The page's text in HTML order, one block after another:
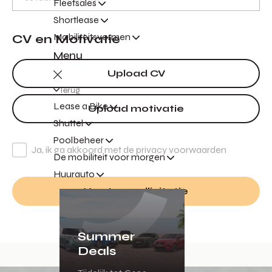
Fleetsales
Shortlease
Mobiliteitsvormen
Menu
Terug
Lease a Bike
Shuttel
Poolbeheer
De mobiliteit voor morgen
Huurauto
Summer
Deals
CV en Motivatie
Upload CV
Upload motivatie
Ja, ik ga akkoord met de privacy voorwaarden
Verstuur sollicitatie